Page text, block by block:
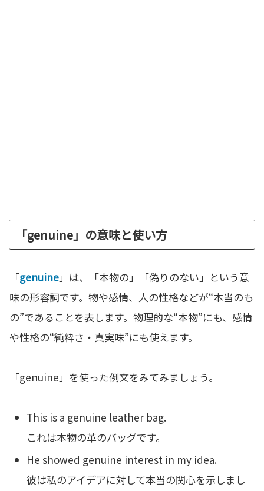
「genuine」の意味と使い方
「genuine」は、「本物の」「偽りのない」という意
味の形容詞です。物や感情、人の性格などが“本当のも
の”であることを表します。物理的な“本物”にも、感情
や性格の“純粋さ・真実味”にも使えます。
「genuine」を使った例文をみてみましょう。
This is a genuine leather bag.
これは本物の革のバッグです。
He showed genuine interest in my idea.
彼は私のアイデアに対して本当の関心を示しまし